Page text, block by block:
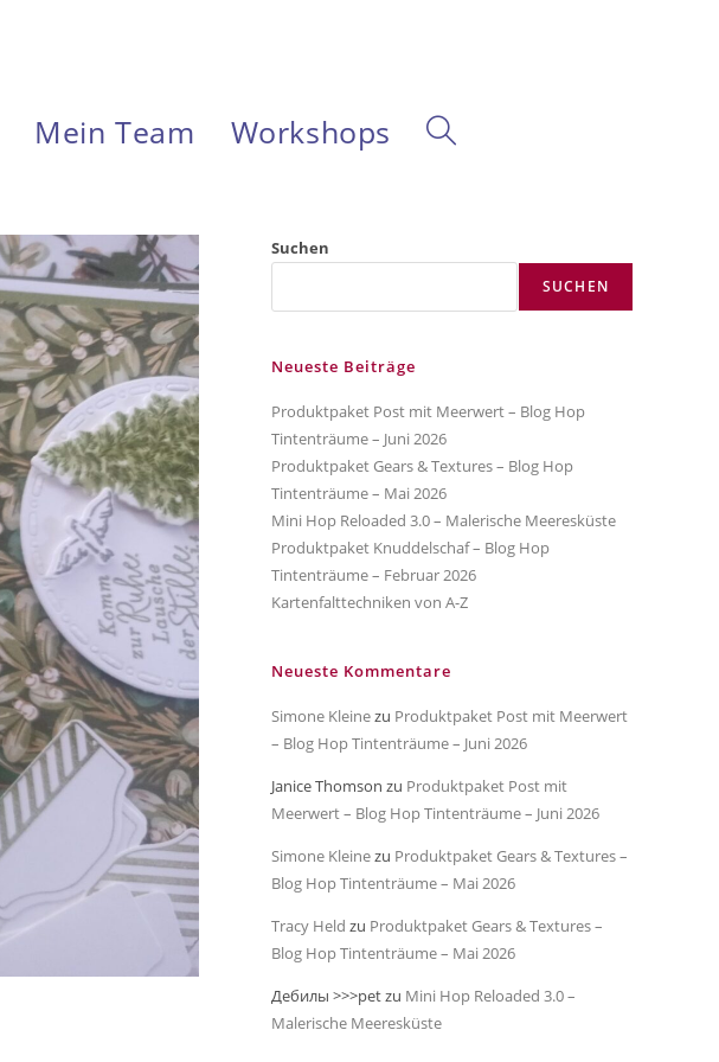
Mein Team Workshops Website-
umschalten
Suchen
SUCHEN
Neueste Beiträge
Produktpaket Post mit Meerwert – Blog Hop
Tintenträume – Juni 2026
Produktpaket Gears & Textures – Blog Hop
Tintenträume – Mai 2026
Mini Hop Reloaded 3.0 – Malerische Meeresküste
Produktpaket Knuddelschaf – Blog Hop
Tintenträume – Februar 2026
Kartenfalttechniken von A-Z
Neueste Kommentare
Simone Kleinezu Produktpaket Post mit Meerwert
– Blog Hop Tintenträume – Juni 2026
Janice Thomson zu Produktpaket Post mit
Meerwert – Blog Hop Tintenträume – Juni 2026
Simone Kleinezu Produktpaket Gears & Textures –
Blog Hop Tintenträume – Mai 2026
Tracy Held zu Produktpaket Gears & Textures –
Blog Hop Tintenträume – Mai 2026
Дебилы >>>petzu Mini Hop Reloaded 3.0 –
Malerische Meeresküste